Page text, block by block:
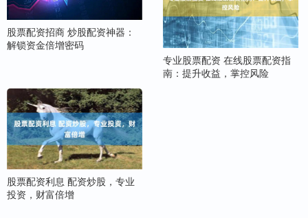
股票配资招商 炒股配资神器：
解锁资金倍增密码
专业股票配资 在线股票配资指
南：提升收益，掌控风险
股票配资利息 配资炒股，专业
投资，财富倍增